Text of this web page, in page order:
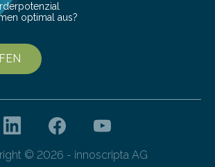
optimal aus?
© 2026 - innoscripta AG